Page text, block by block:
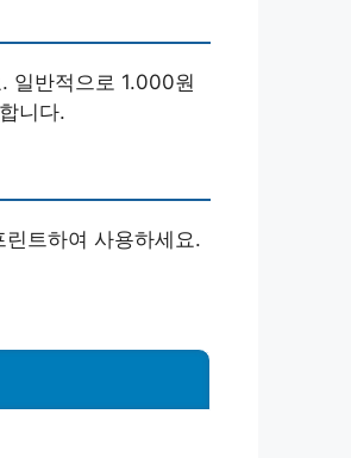
일반적으로 1.000원
니다.
트하여 사용하세요.